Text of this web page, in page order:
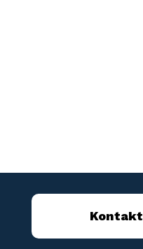
Kontakt